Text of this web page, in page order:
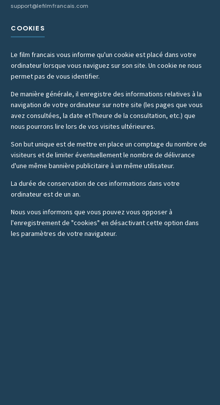
support@lefilmfrancais.com
COOKIES
Le film francais vous informe qu'un cookie est placé dans votre
ordinateur lorsque vous naviguez sur son site. Un cookie ne nous
permet pas de vous identifier.
De manière générale, il enregistre des informations relatives à la
navigation de votre ordinateur sur notre site (les pages que vous
avez consultées, la date et l'heure de la consultation, etc.) que
nous pourrons lire lors de vos visites ultérieures.
Son but unique est de mettre en place un comptage du nombre de
visiteurs et de limiter éventuellement le nombre de délivrance
d'une même bannière publicitaire à un même utilisateur.
La durée de conservation de ces informations dans votre
ordinateur est de un an.
Nous vous informons que vous pouvez vous opposer à
l'enregistrement de "cookies" en désactivant cette option dans
les paramètres de votre navigateur.